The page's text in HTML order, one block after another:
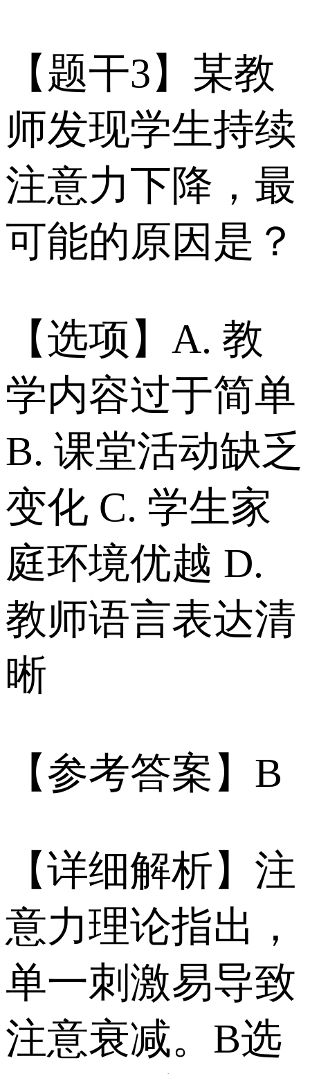
【题干3】某教
师发现学生持续
注意力下降，最
可能的原因是？
【选项】A. 教
学内容过于简单
B. 课堂活动缺乏
变化 C. 学生家
庭环境优越 D.
教师语言表达清
晰
【参考答案】B
【详细解析】注
意力理论指出，
单一刺激易导致
注意衰减。B选